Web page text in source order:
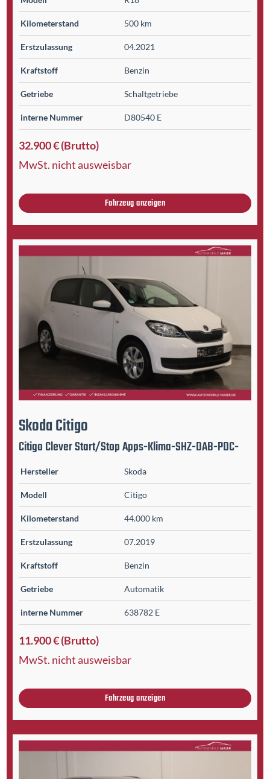
Kilometer­stand 500 km
Erst­zulassung 04.2021
Kraftstoff Benzin
Getriebe Schaltgetriebe
interne Nummer D80540 E
32.900 € (Brutto)
MwSt. nicht ausweisbar
Fahrzeug anzeigen
SkodaCitigo
Citigo Clever Start/Stop Apps-Klima-SHZ-DAB-PDC-
Hersteller Skoda
Modell Citigo
Kilometer­stand 44.000 km
Erst­zulassung 07.2019
Kraftstoff Benzin
Getriebe Automatik
interne Nummer 638782 E
11.900 € (Brutto)
MwSt. nicht ausweisbar
Fahrzeug anzeigen